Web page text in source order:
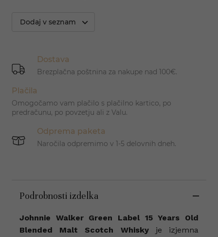
Dodaj v seznam
Dostava
Brezplačna poštnina za nakupe nad 100€.
Plačila
Omogočamo vam plačilo s plačilno kartico, po
predračunu, po povzetju ali z Valu.
Odprema paketa
Naročila odpremimo v 1-5 delovnih dneh.
Podrobnosti izdelka
Johnnie Walker Green Label 15 Years Old
Blended Malt Scotch Whiskyje izjemna